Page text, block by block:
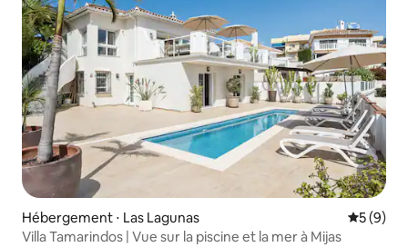
Hébergement ⋅ Las Lagunas
5 (9)
Villa Tamarindos | Vue sur la piscine et la mer à Mijas